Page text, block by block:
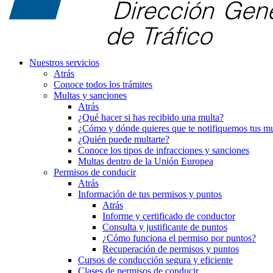
Nuestros servicios
Atrás
Conoce todos los trámites
Multas y sanciones
Atrás
¿Qué hacer si has recibido una multa?
¿Cómo y dónde quieres que te notifiquemos tus
¿Quién puede multarte?
Conoce los tipos de infracciones y sanciones
Multas dentro de la Unión Europea
Permisos de conducir
Atrás
Información de tus permisos y puntos
Atrás
Informe y certificado de conductor
Consulta y justificante de puntos
¿Cómo funciona el permiso por puntos?
Recuperación de permisos y puntos
Cursos de conducción segura y eficiente